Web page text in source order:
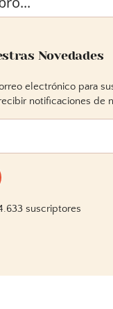
Novedades
electrónico para
notificaciones de
suscriptores